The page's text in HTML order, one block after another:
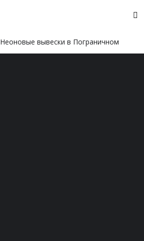
Неоновые вывески в Пограничном